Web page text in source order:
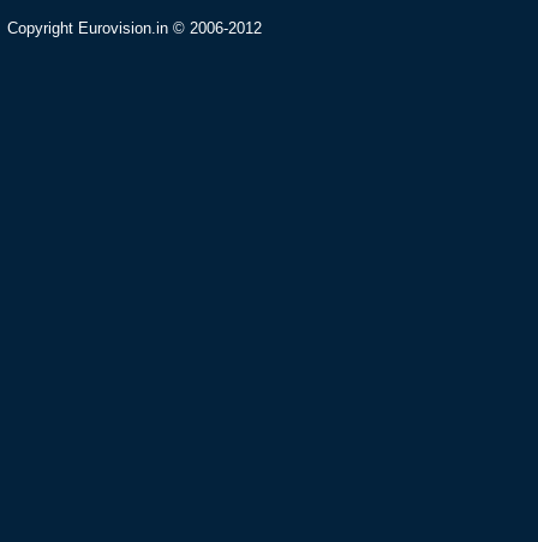
Copyright Eurovision.in © 2006-2012